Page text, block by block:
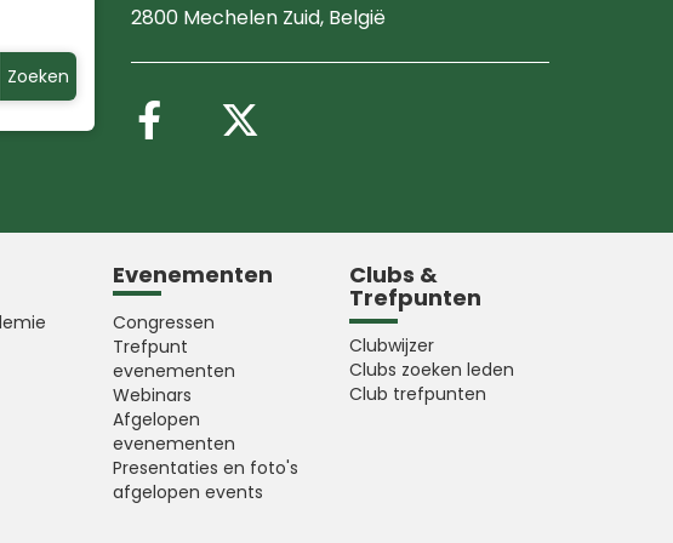
Zoeken
2800 Mechelen Zuid, België
Volg ons op Facebook
Evenementen
Congressen
Trefpunt
evenementen
Webinars
Afgelopen
evenementen
Presentaties en foto's
afgelopen events
Clubs &
Trefpunten
Clubwijzer
Clubs zoeken leden
Club trefpunten